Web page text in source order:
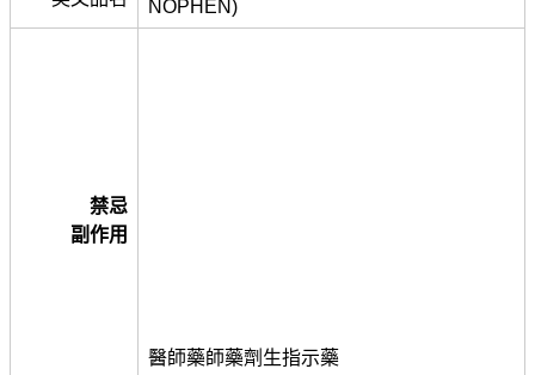
NOPHEN)
禁忌
副作用
醫師藥師藥劑生指示藥